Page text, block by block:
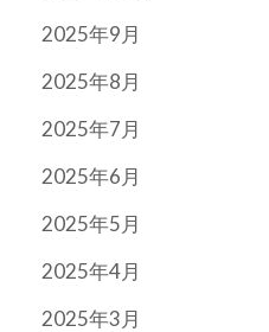
2025年9月
2025年8月
2025年7月
2025年6月
2025年5月
2025年4月
2025年3月